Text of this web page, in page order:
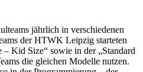
jährlich in verschiedenen
der HTWK Leipzig starteten
Kid Size“ sowie in der „Standard
die gleichen Modelle nutzen.